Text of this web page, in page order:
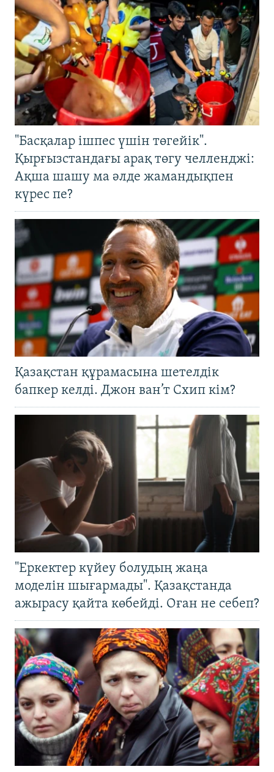
"Басқалар ішпес үшін төгейік".
Қырғызстандағы арақ төгу челленджі:
Ақша шашу ма әлде жамандықпен
күрес пе?
Қазақстан құрамасына шетелдік
бапкер келді. Джон ван’т Схип кім?
"Еркектер күйеу болудың жаңа
моделін шығармады". Қазақстанда
ажырасу қайта көбейді. Оған не себеп?